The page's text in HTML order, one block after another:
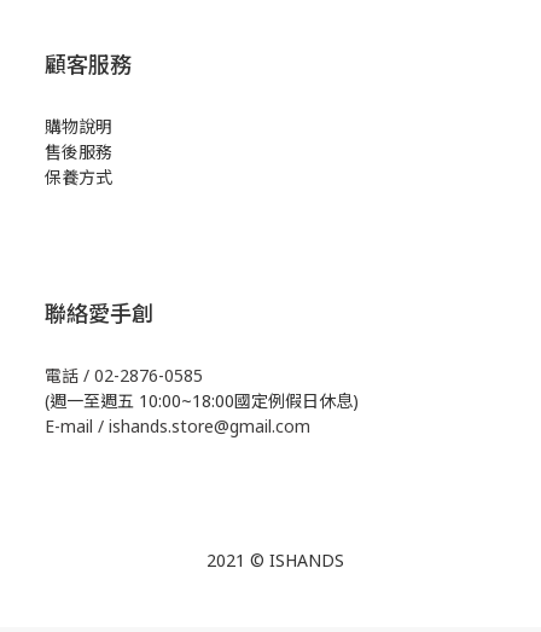
顧客服務
購物說明
售後服務
保養方式
聯絡愛手創
電話 / 02-2876-0585
(週一至週五 10:00~18:00國定例假日休息)
E-mail / ishands.store@gmail.com
2021 © ISHANDS